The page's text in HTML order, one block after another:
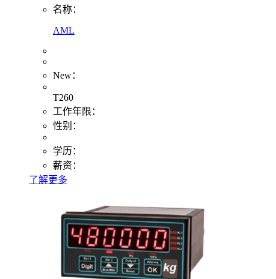
名称：
AML
New：
T260
工作年限：
性别：
学历：
薪资：
了解更多